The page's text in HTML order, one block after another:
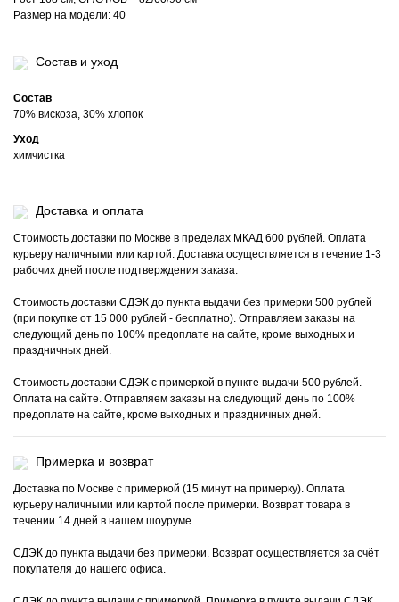
Размер на модели: 40
Состав и уход
Состав
70% вискоза, 30% хлопок
Уход
химчистка
Доставка и оплата
Стоимость доставки по Москве в пределах МКАД 600 рублей. Оплата
курьеру наличными или картой. Доставка осуществляется в течение 1-3
рабочих дней после подтверждения заказа.
Стоимость доставки СДЭК до пункта выдачи без примерки 500 рублей
(при покупке от 15 000 рублей - бесплатно). Отправляем заказы на
следующий день по 100% предоплате на сайте, кроме выходных и
праздничных дней.
Стоимость доставки СДЭК с примеркой в пункте выдачи 500 рублей.
Оплата на сайте. Отправляем заказы на следующий день по 100%
предоплате на сайте, кроме выходных и праздничных дней.
Примерка и возврат
Доставка по Москве с примеркой (15 минут на примерку). Оплата
курьеру наличными или картой после примерки. Возврат товара в
течении 14 дней в нашем шоуруме.
СДЭК до пункта выдачи без примерки. Возврат осуществляется за счёт
покупателя до нашего офиса.